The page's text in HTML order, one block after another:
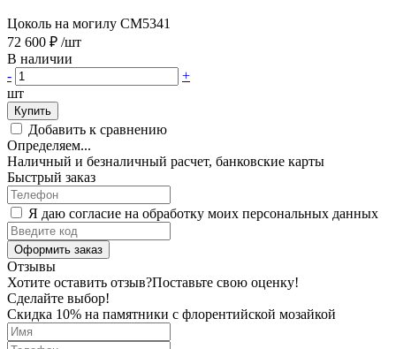
Цоколь на могилу CM5341
72 600 ₽ /шт
В наличии
-
+
шт
Купить
Добавить к сравнению
Определяем...
Наличный и безналичный расчет, банковские карты
Быстрый заказ
Я даю согласие на обработку моих персональных данных
Оформить заказ
Отзывы
Хотите оставить отзыв?Поставьте свою оценку!
Сделайте выбор!
Скидка 10% на памятники с флорентийской мозайкой